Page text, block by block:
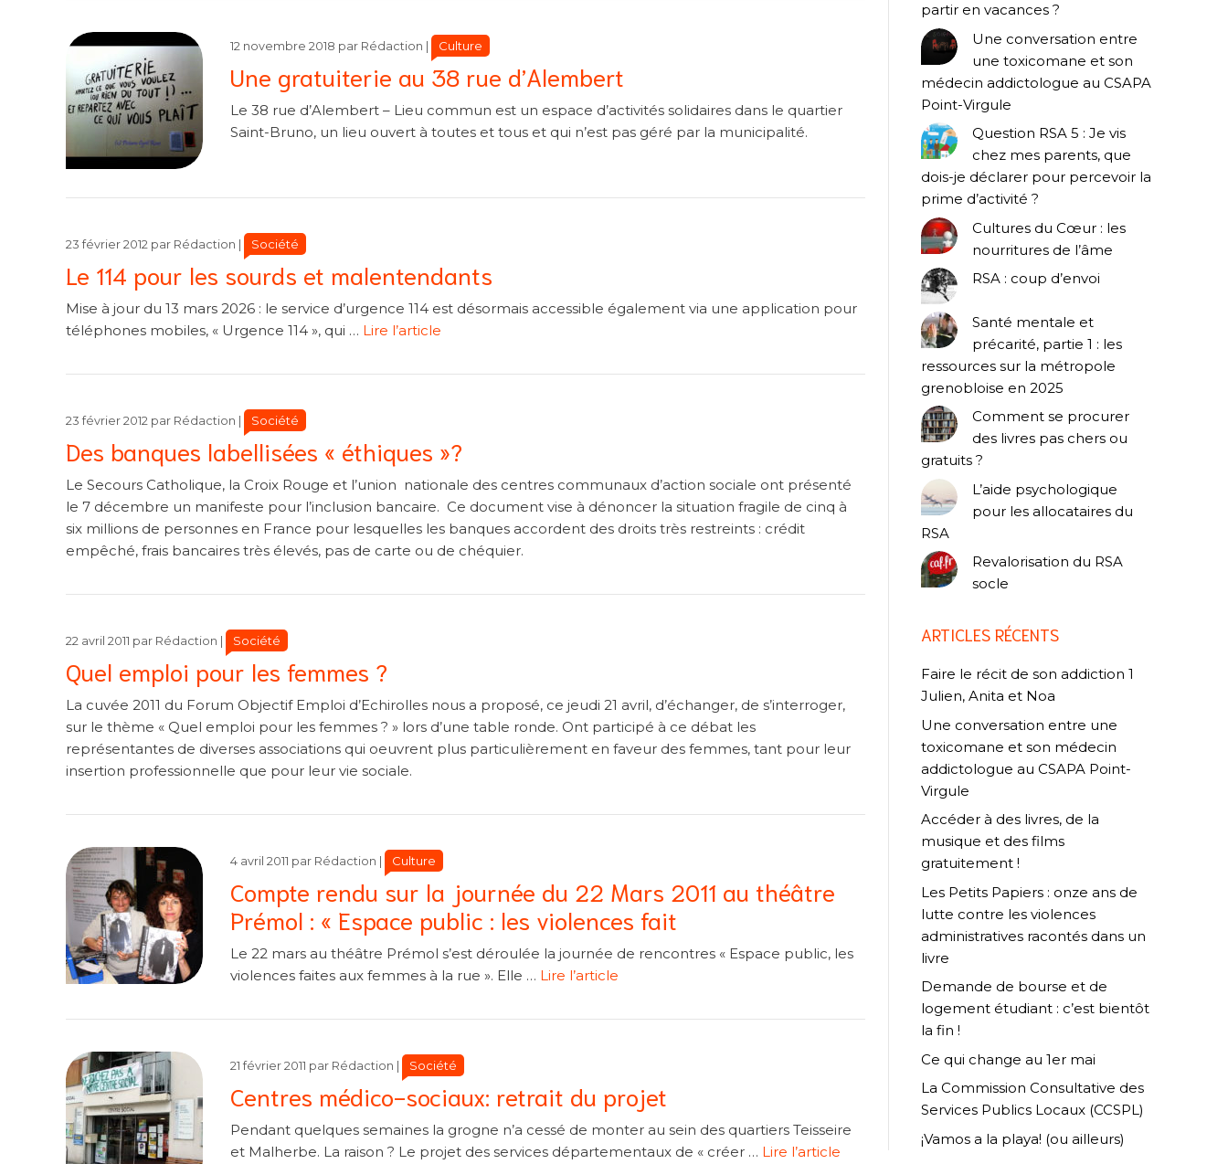
Une gratuiterie au 38 rue d’Alembert
12 novembre 2018 par Rédaction Catégories
Catégories
Culture
Le 38 rue d’Alembert – Lieu commun est un espace d’activités solidaires dans le quartier
Saint-Bruno, un lieu ouvert à toutes et tous et qui n’est pas géré par la municipalité.
Le 114 pour les sourds et malentendants
23 février 2012 par Rédaction Catégories
Catégories
Société
Mise à jour du 13 mars 2026 : le service d’urgence 114 est désormais accessible également via une application pour
téléphones mobiles, « Urgence 114 », qui … Lire l’article
Des banques labellisées « éthiques »?
23 février 2012 par Rédaction Catégories
Catégories
Société
Le Secours Catholique, la Croix Rouge et l’union nationale des centres communaux d’action sociale ont présenté
le 7 décembre un manifeste pour l’inclusion bancaire. Ce document vise à dénoncer la situation fragile de cinq à
six millions de personnes en France pour lesquelles les banques accordent des droits très restreints : crédit
empêché, frais bancaires très élevés, pas de carte ou de chéquier.
Quel emploi pour les femmes ?
22 avril 2011 par Rédaction Catégories
Catégories
Société
La cuvée 2011 du Forum Objectif Emploi d’Echirolles nous a proposé, ce jeudi 21 avril, d’échanger, de s’interroger,
sur le thème « Quel emploi pour les femmes ? » lors d’une table ronde. Ont participé à ce débat les
représentantes de diverses associations qui oeuvrent plus particulièrement en faveur des femmes, tant pour leur
insertion professionnelle que pour leur vie sociale.
Compte rendu sur la journée du 22 Mars 2011 au théâtre
Prémol : « Espace public : les violences fait
4 avril 2011 par Rédaction Catégories
Catégories
Culture
Le 22 mars au théâtre Prémol s’est déroulée la journée de rencontres « Espace public, les
violences faites aux femmes à la rue ». Elle … Lire l’article
Centres médico-sociaux: retrait du projet
21 février 2011 par Rédaction Catégories
Catégories
Société
Pendant quelques semaines la grogne n’a cessé de monter au sein des quartiers Teisseire
et Malherbe. La raison ? Le projet des services départementaux de « créer … Lire l’article
partir en vacances ?
Une conversation entre
une toxicomane et son
médecin addictologue au CSAPA
Point-Virgule
Question RSA 5 : Je vis
chez mes parents, que
dois-je déclarer pour percevoir la
prime d’activité ?
Cultures du Cœur : les
nourritures de l’âme
RSA : coup d’envoi
Santé mentale et
précarité, partie 1 : les
ressources sur la métropole
grenobloise en 2025
Comment se procurer
des livres pas chers ou
gratuits ?
L’aide psychologique
pour les allocataires du
RSA
Revalorisation du RSA
socle
ARTICLES RÉCENTS
Faire le récit de son addiction 1
Julien, Anita et Noa
Une conversation entre une
toxicomane et son médecin
addictologue au CSAPA Point-
Virgule
Accéder à des livres, de la
musique et des films
gratuitement !
Les Petits Papiers : onze ans de
lutte contre les violences
administratives racontés dans un
livre
Demande de bourse et de
logement étudiant : c’est bientôt
la fin !
Ce qui change au 1er mai
La Commission Consultative des
Services Publics Locaux (CCSPL)
¡Vamos a la playa! (ou ailleurs)